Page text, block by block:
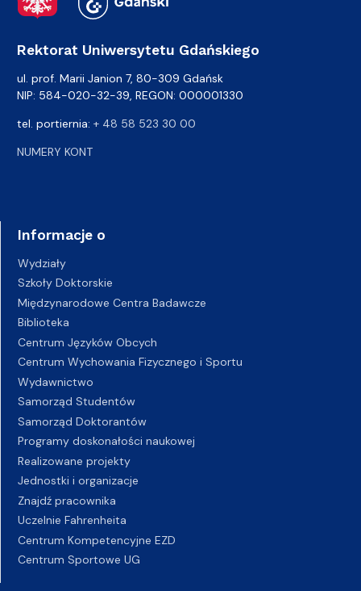
Rektorat Uniwersytetu Gdańskiego
ul. prof. Marii Janion 7, 80-309 Gdańsk
NIP: 584-020-32-39, REGON: 000001330
tel. portiernia: + 48 58 523 30 00
NUMERY KONT
Informacje o
Wydziały
Szkoły Doktorskie
Międzynarodowe Centra Badawcze
Biblioteka
Centrum Języków Obcych
Centrum Wychowania Fizycznego i Sportu
Wydawnictwo
Samorząd Studentów
Samorząd Doktorantów
Programy doskonałości naukowej
Realizowane projekty
Jednostki i organizacje
Znajdź pracownika
Uczelnie Fahrenheita
Centrum Kompetencyjne EZD
Centrum Sportowe UG